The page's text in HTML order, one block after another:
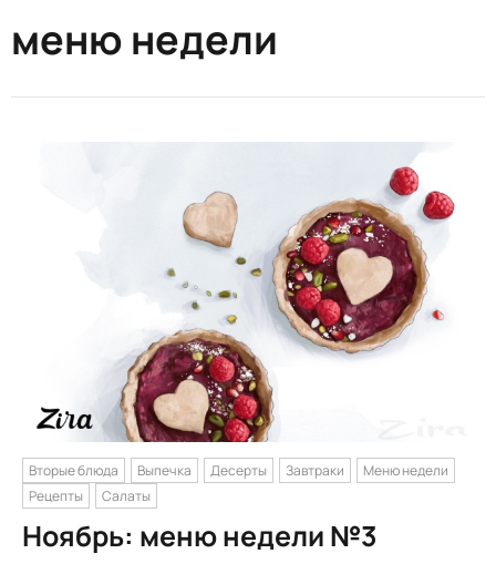
меню недели
Вторые блюда Выпечка Десерты Завтраки
Меню недели
Рецепты
Салаты
Ноябрь: меню недели №3